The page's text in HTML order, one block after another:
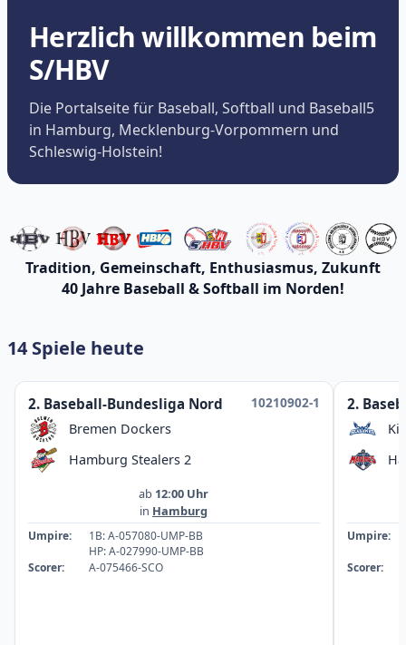
Herzlich willkommen beim
S/HBV
Die Portalseite für Baseball, Softball und Baseball5
in Hamburg, Mecklenburg-Vorpommern und
Schleswig-Holstein!
Tradition, Gemeinschaft, Enthusiasmus, Zukunft
40 Jahre Baseball & Softball im Norden!
14 Spiele heute
2. Baseball-Bundesliga Nord
10210902-1
Bremen Dockers
Hamburg Stealers 2
ab 12:00 Uhr
in Hamburg
Umpire:
1B: A-057080-UMP-BB
HP: A-027990-UMP-BB
Scorer:
A-075466-SCO
2.
Umpire:
Scorer: